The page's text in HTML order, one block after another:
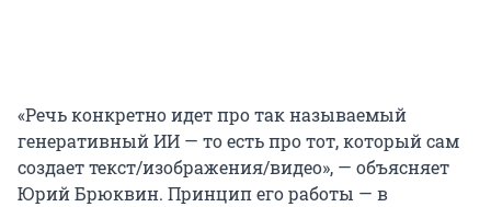
«Речь конкретно идет про так называемый
генеративный ИИ — то есть про тот, который сам
создает текст/изображения/видео», — объясняет
Юрий Брюквин. Принцип его работы — в